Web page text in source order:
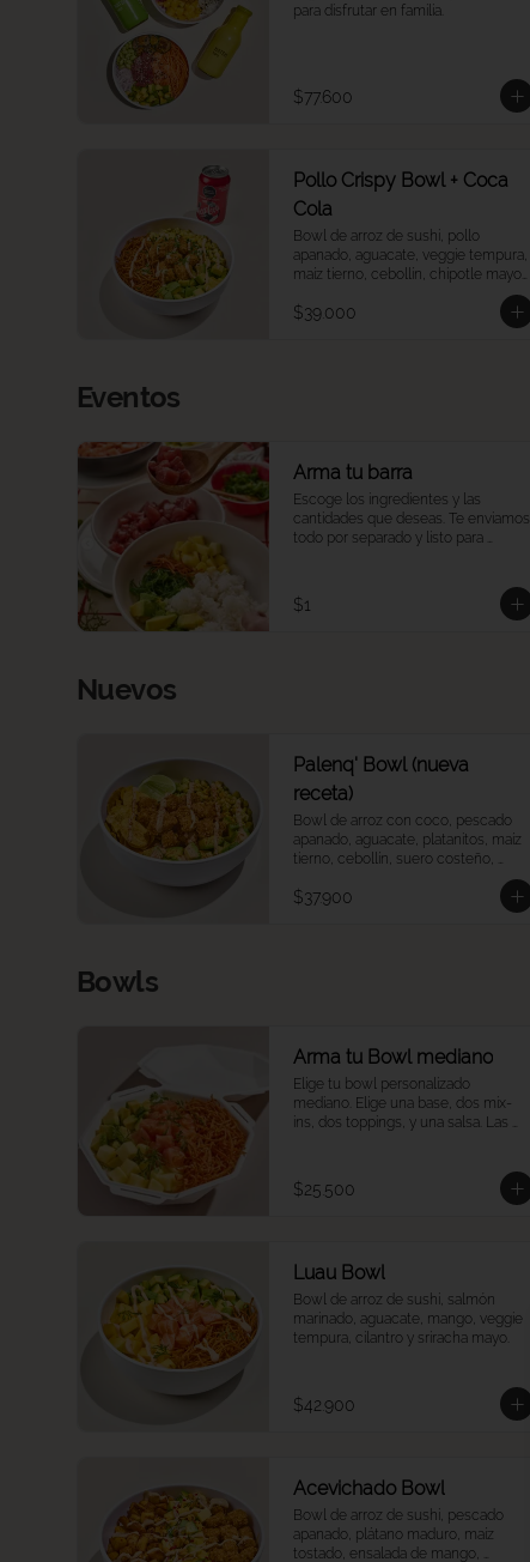
para disfrutar en familia.
$77.600
Pollo Crispy Bowl + Coca
Cola
Bowl de arroz de sushi, pollo
apanado, aguacate, veggie tempura,
maíz tierno, cebollín, chipotle mayo
y teriyaki + Cocacola a tu elección.
$39.000
Eventos
Arma tu barra
Escoge los ingredientes y las
cantidades que deseas. Te enviamos
todo por separado y listo para
oficina, a tu ritmo y a tu manera.
Ideal para compartir, eventos o
$1
Nuevos
Palenq' Bowl (nueva
receta)
Bowl de arroz con coco, pescado
apanado, aguacate, platanitos, maíz
tierno, cebollín, suero costeño,
$37.900
Bowls
Arma tu Bowl mediano
Elige tu bowl personalizado
mediano. Elige una base, dos mix-
ins, dos toppings, y una salsa. Las
$25.500
Luau Bowl
Bowl de arroz de sushi, salmón
marinado, aguacate, mango, veggie
tempura, cilantro y sriracha mayo.
$42.900
Acevichado Bowl
Bowl de arroz de sushi, pescado
apanado, plátano maduro, maíz
tostado, ensalada de mango,